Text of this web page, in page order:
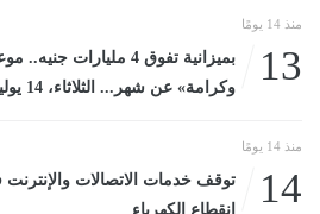
منذ 14 يومًا
13
بميزانية تفوق 4
وكرامة» عن شهر... الثلاثاء، 14 يوليو 2026 10:46 صـ
منذ 14 يومًا
14
توقف خدمات الاتصالات
انقطاع الكهرباء